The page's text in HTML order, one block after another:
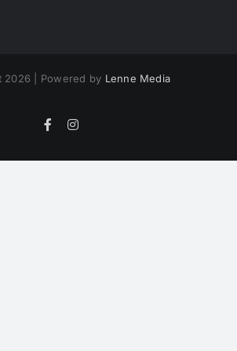
2026 | Powered by Lenne Media
FacebookInstagram